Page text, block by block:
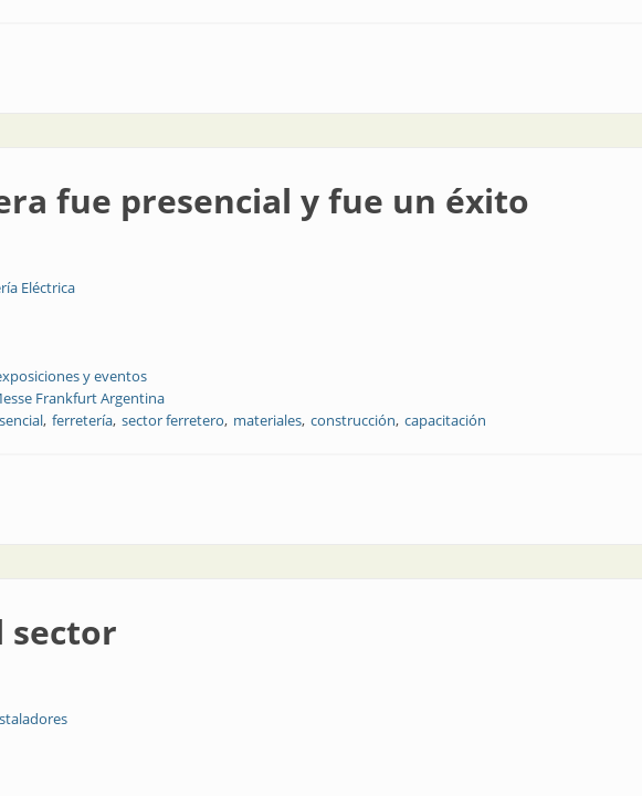
AADECA en 2022
fue presencial y fue un éxito
Eléctrica
y eventos
Frankfurt Argentina
ferretería sector ferretero materiales construcción capacitación
fue presencial y fue un éxito
sector